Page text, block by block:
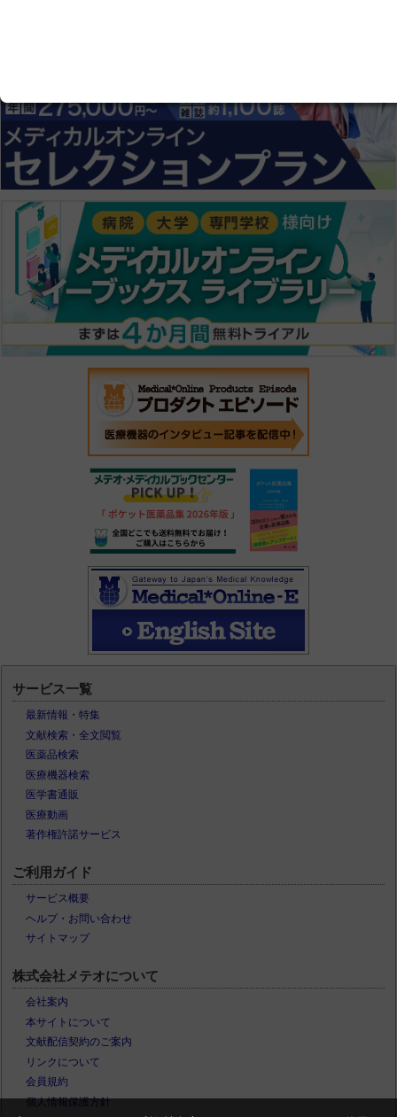
サービス一覧
最新情報・特集
文献検索・全文閲覧
医薬品検索
医療機器検索
医学書通販
医療動画
著作権許諾サービス
ご利用ガイド
サービス概要
ヘルプ・お問い合わせ
サイトマップ
株式会社メテオについて
会社案内
本サイトについて
文献配信契約のご案内
リンクについて
会員規約
個人情報保護方針